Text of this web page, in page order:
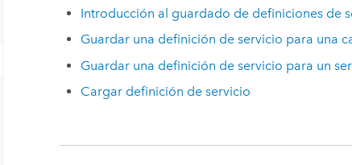
Introducción al guardado de definiciones de
Guardar una definición de servicio para una
Guardar una definición de servicio para un
Cargar definición de servicio